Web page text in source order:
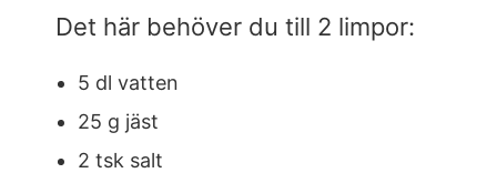
Det här behöver du till 2 limpor:
5 dl vatten
25 g jäst
2 tsk salt